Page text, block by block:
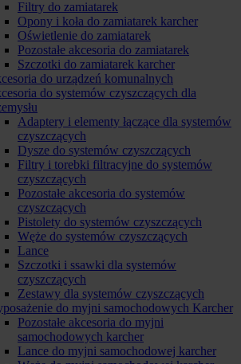
Filtry do zamiatarek
Opony i koła do zamiatarek karcher
Oświetlenie do zamiatarek
Pozostałe akcesoria do zamiatarek
Szczotki do zamiatarek karcher
do urządzeń komunalnych
do systemów czyszczących dla
Adaptery i elementy łączące dla systemów
czyszczących
Dysze do systemów czyszczących
Filtry i torebki filtracyjne do systemów
czyszczących
Pozostałe akcesoria do systemów
czyszczących
Pistolety do systemów czyszczących
Węże do systemów czyszczących
Lance
Szczotki i ssawki dla systemów
czyszczących
Zestawy dla systemów czyszczących
do myjni samochodowych Karcher
Pozostałe akcesoria do myjni
samochodowych karcher
Lance do myjni samochodowej karcher